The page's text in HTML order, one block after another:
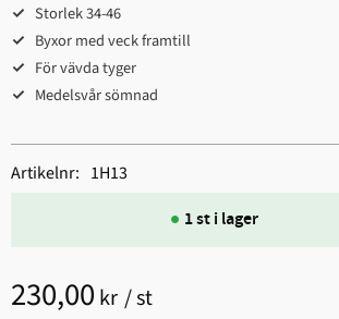
Storlek 34-46​​​​
Byxor med veck framtill
För vävda tyger​​​​
Medelsvår sömnad​​
230,00 kr /st
1 st i lager
Artikelnr 1H13